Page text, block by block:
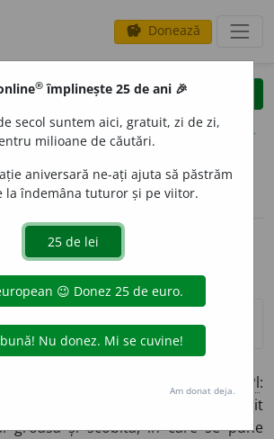
savings Donează
clear
opțiuni
volume_up (50)
1130166:
DEX
Pl:
Obiect cu care se fumează, alcătuit
groasă și scobită, în care se pune
® împlinește 25 de ani 🎉
secol suntem aici, gratuit, zi de zi,
milioane de căutări.
aniversară ne-ați ajuta să păstrăm
la îndemâna tuturor și pe viitor.
Am donat deja.